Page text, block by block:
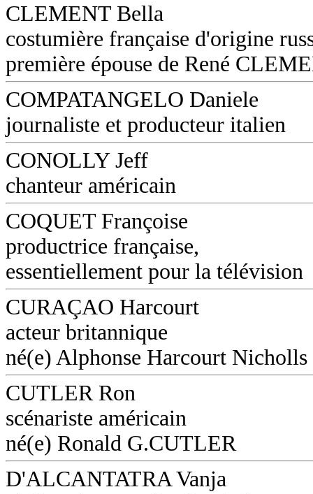
CLEMENT Bella
costumière française d'origine
première épouse de René
COMPATANGELO Daniele
journaliste et producteur italien
CONOLLY Jeff
chanteur américain
COQUET Françoise
productrice française,
essentiellement pour la télévision
CURAÇAO Harcourt
acteur britannique
né(e) Alphonse Harcourt Nicholls
CUTLER Ron
scénariste américain
né(e) Ronald G.CUTLER
D'ALCANTATRA Vanja